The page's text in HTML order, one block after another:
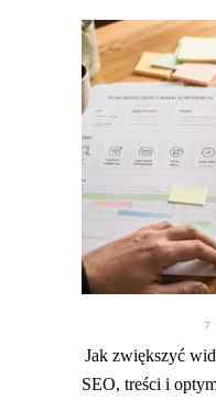
7
Jak zwiększyć
SEO, treści i